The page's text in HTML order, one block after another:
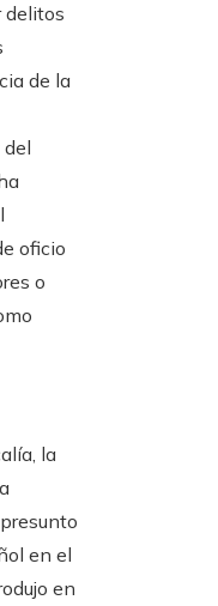
delitos
de la
oficio
o
la
en el
en